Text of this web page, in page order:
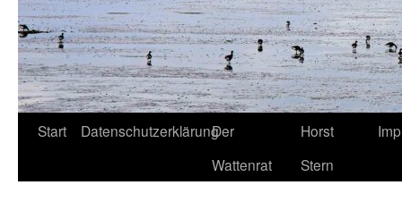
Start DatenschutzerklärungDer
Wattenrat
Horst
Stern